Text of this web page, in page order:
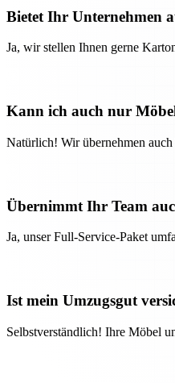
Bietet Ihr Unternehmen
Ja, wir stellen Ihnen gerne
Kann ich auch nur
Natürlich! Wir übernehmen
Übernimmt Ihr Team
Ja, unser Full-Service-Paket
Ist mein Umzugsgut
Selbstverständlich! Ihre Möbel